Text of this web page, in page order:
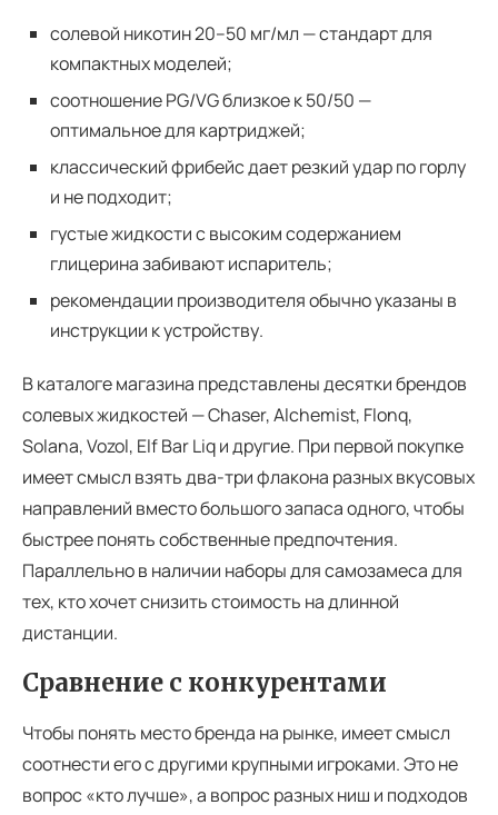
солевой никотин 20–50 мг/мл — стандарт для
компактных моделей;
соотношение PG/VG близкое к 50/50 —
оптимальное для картриджей;
классический фрибейс дает резкий удар по горлу
и не подходит;
густые жидкости с высоким содержанием
глицерина забивают испаритель;
рекомендации производителя обычно указаны в
инструкции к устройству.
В каталоге магазина представлены десятки брендов
солевых жидкостей — Chaser, Alchemist, Flonq,
Solana, Vozol, Elf Bar Liq и другие. При первой покупке
имеет смысл взять два-три флакона разных вкусовых
направлений вместо большого запаса одного, чтобы
быстрее понять собственные предпочтения.
Параллельно в наличии наборы для самозамеса для
тех, кто хочет снизить стоимость на длинной
дистанции.
Сравнение с конкурентами
Чтобы понять место бренда на рынке, имеет смысл
соотнести его с другими крупными игроками. Это не
вопрос «кто лучше», а вопрос разных ниш и подходов